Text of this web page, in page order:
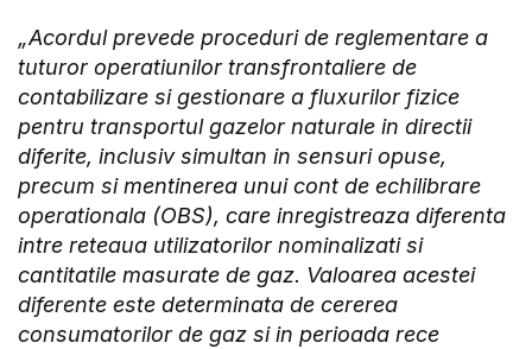
„Acordul prevede proceduri de reglementare a
tuturor operatiunilor transfrontaliere de
contabilizare si gestionare a fluxurilor fizice
pentru transportul gazelor naturale in directii
diferite, inclusiv simultan in sensuri opuse,
precum si mentinerea unui cont de echilibrare
operationala (OBS), care inregistreaza diferenta
intre reteaua utilizatorilor nominalizati si
cantitatile masurate de gaz. Valoarea acestei
diferente este determinata de cererea
consumatorilor de gaz si in perioada rece